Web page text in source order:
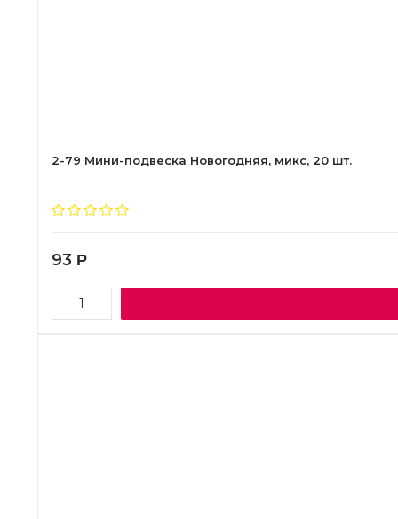
2-79 Мини-подвеска Новогодняя, микс, 20 шт.
93 Р